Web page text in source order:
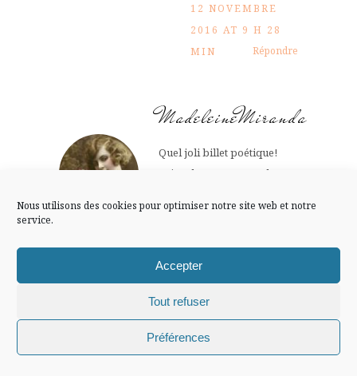
Nous utilisons des cookies pour optimiser notre site web et notre
service.
Accepter
Tout refuser
Préférences
12 NOVEMBRE
2016 AT 9 H 28
MIN
Répondre
MadeleineMiranda
Quel joli billet poétique!
J’aime beaucoup tes photos
9 H 18 MIN
Chiffons and
co, blog
Mentions légales Confidentialité